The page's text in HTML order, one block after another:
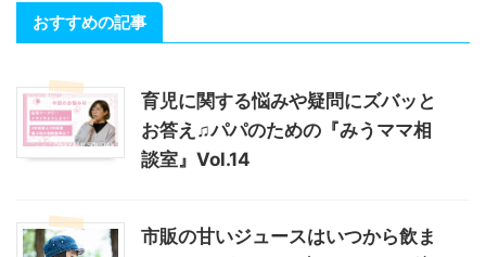
おすすめの記事
育児に関する悩みや疑問にズバッと
お答え♫パパのための『みうママ相
談室』Vol.14
市販の甘いジュースはいつから飲ま